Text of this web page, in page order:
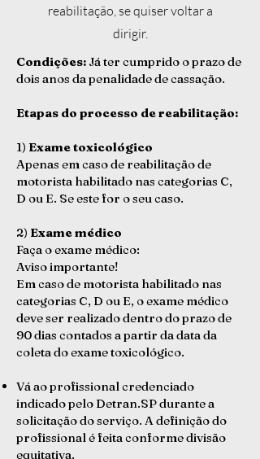
reabilitação, se quiser voltar a
dirigir.
Condições: Já ter cumprido o prazo de
dois anos da penalidade de cassação.
Etapas do processo de reabilitação:
1) Exame toxicológico
Apenas em caso de reabilitação de
motorista habilitado nas categorias C,
D ou E. Se este for o seu caso.
2) Exame médico
Faça o exame médico:
Aviso importante!
Em caso de motorista habilitado nas
categorias C, D ou E, o exame médico
deve ser realizado dentro do prazo de
90 dias contados a partir da data da
coleta do exame toxicológico.
Vá ao profissional credenciado
indicado pelo Detran.SP durante a
solicitação do serviço. A definição do
profissional é feita conforme divisão
equitativa.